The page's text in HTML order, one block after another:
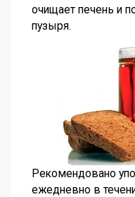
очищает печень и
пузыря.
Рекомендовано
ежедневно в